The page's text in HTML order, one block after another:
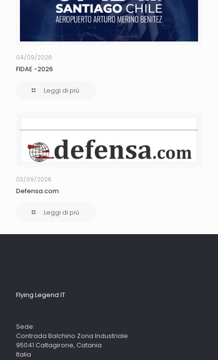
04/09/2026
FIDAE -2026
Leggi di più
03/09/2026
Defensa.com
Leggi di più
Flying Legend IT
Sede:
Contrada Balchino Zona Industriale
95041 Caltagirone, Catania
Italia